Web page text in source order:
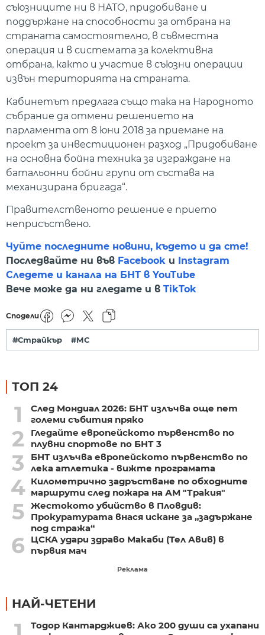
съюзниците ни в НАТО, придобиване и
поддържане на способности за отбрана на
страната самостоятелно, в съвместна
операция и в системата за колективна
отбрана, както и участие в съюзни операции
извън територията на страната.
Кабинетът предлага също така на Народното
събрание да отмени решението на
парламента от 8 юни 2018 за приемане на
проект за инвестиционен разход „Придобиване
на основна бойна техника за изграждане на
батальонни бойни групи от състава на
механизиранa бригада“.
Правителственото решение е прието
неприсъствено.
Чуйте последните новини, където и да сте!
Последвайте ни във Facebook и
Instagram
Следете и канала на БНТ в YouTube
Вече може да ни гледате и в TikTok
Сподели
#Страйкър #МС
ТОП 24
1
След Мондиал 2026: БНТ излъчва още пет
големи събития пряко
2
Гледайте европейското първенство по
плувни спортове по БНТ 3
3
БНТ излъчва европейското първенство по
лека атлетика - вижте програмата
4 Километрично задръстване по обходните
маршрути след пожара на АМ "Тракия"
5 Жестокото убийство в Пловдив:
Прокуратурата внася искане за „задържане
под стража“
6
ЦСКА удари здраво Макаби (Тел Авив) в
първия мач
Реклама
НАЙ-ЧЕТЕНИ
Тодор Кантарджиев: Ако 200 души са ухапани